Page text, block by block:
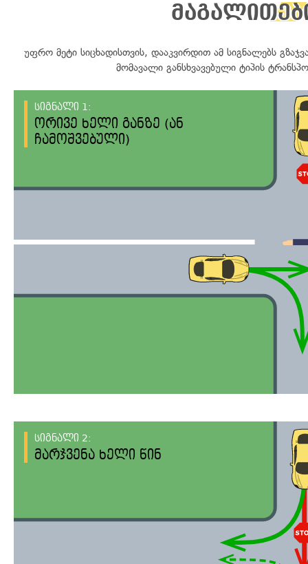
უფრო მეტი სიცხადისთვის, დააკვირდით ამ სიგნალებს
მომავალი განსხვავებული ტიპის
სიგნალი 1:
ორივე ხელი განზე (ან
ჩამოშვებული)
სიგნალი 2:
მარჯვენა ხელი წინ